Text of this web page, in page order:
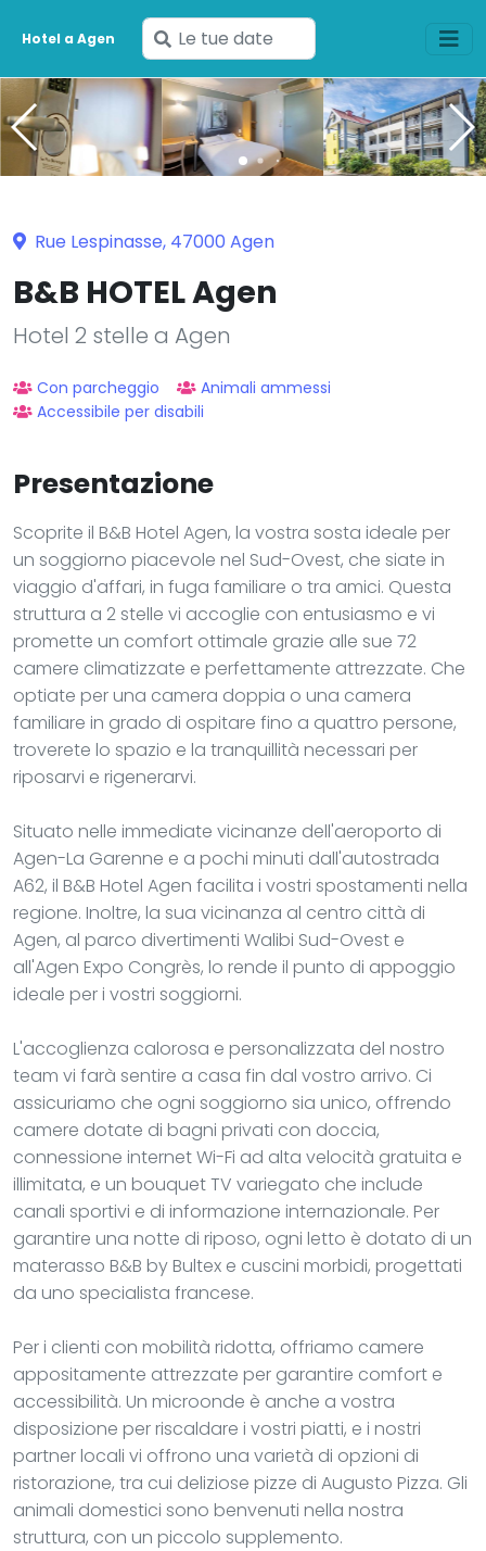
Hotel a Agen
Inserisci
le
tue
date
Rue Lespinasse, 47000 Agen
B&B HOTEL Agen
Hotel 2 stelle a Agen
Con parcheggio
Animali ammessi
Accessibile per disabili
Presentazione
Scoprite il B&B Hotel Agen, la vostra sosta ideale per
un soggiorno piacevole nel Sud-Ovest, che siate in
viaggio d'affari, in fuga familiare o tra amici. Questa
struttura a 2 stelle vi accoglie con entusiasmo e vi
promette un comfort ottimale grazie alle sue 72
camere climatizzate e perfettamente attrezzate. Che
optiate per una camera doppia o una camera
familiare in grado di ospitare fino a quattro persone,
troverete lo spazio e la tranquillità necessari per
riposarvi e rigenerarvi.
Situato nelle immediate vicinanze dell'aeroporto di
Agen-La Garenne e a pochi minuti dall'autostrada
A62, il B&B Hotel Agen facilita i vostri spostamenti nella
regione. Inoltre, la sua vicinanza al centro città di
Agen, al parco divertimenti Walibi Sud-Ovest e
all'Agen Expo Congrès, lo rende il punto di appoggio
ideale per i vostri soggiorni.
L'accoglienza calorosa e personalizzata del nostro
team vi farà sentire a casa fin dal vostro arrivo. Ci
assicuriamo che ogni soggiorno sia unico, offrendo
camere dotate di bagni privati con doccia,
connessione internet Wi-Fi ad alta velocità gratuita e
illimitata, e un bouquet TV variegato che include
canali sportivi e di informazione internazionale. Per
garantire una notte di riposo, ogni letto è dotato di un
materasso B&B by Bultex e cuscini morbidi, progettati
da uno specialista francese.
Per i clienti con mobilità ridotta, offriamo camere
appositamente attrezzate per garantire comfort e
accessibilità. Un microonde è anche a vostra
disposizione per riscaldare i vostri piatti, e i nostri
partner locali vi offrono una varietà di opzioni di
ristorazione, tra cui deliziose pizze di Augusto Pizza. Gli
animali domestici sono benvenuti nella nostra
struttura, con un piccolo supplemento.